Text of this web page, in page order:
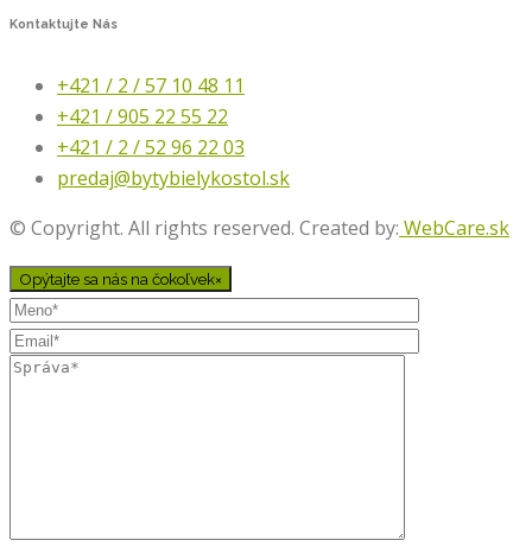
Kontaktujte Nás
+421 / 2 / 57 10 48 11
+421 / 905 22 55 22
+421 / 2 / 52 96 22 03
predaj@bytybielykostol.sk
© Copyright. All rights reserved. Created by: WebCare.sk
Opýtajte sa nás na čokoľvek×